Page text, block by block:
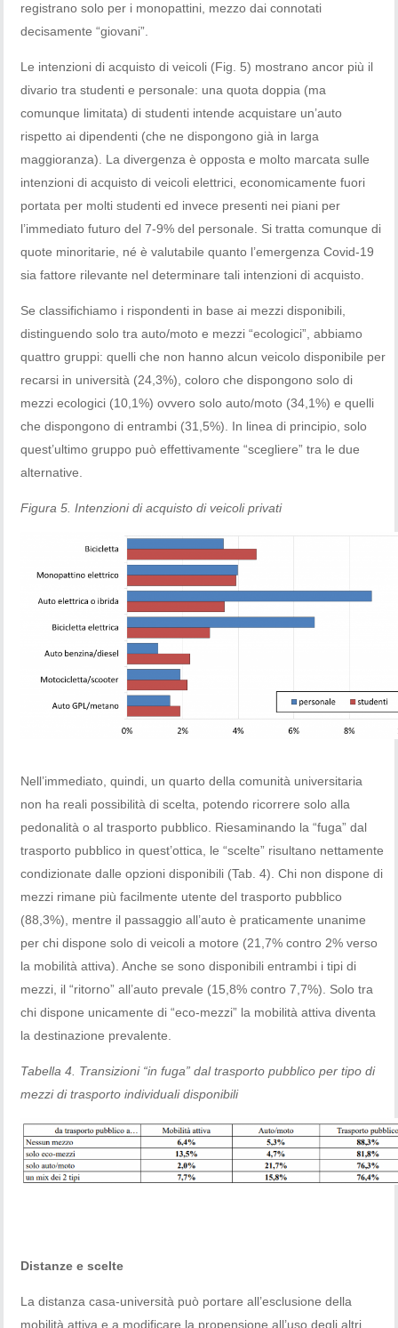
registrano solo per i monopattini, mezzo dai connotati
decisamente “giovani”.
Le intenzioni di acquisto di veicoli (Fig. 5) mostrano ancor più il
divario tra studenti e personale: una quota doppia (ma
comunque limitata) di studenti intende acquistare un’auto
rispetto ai dipendenti (che ne dispongono già in larga
maggioranza). La divergenza è opposta e molto marcata sulle
intenzioni di acquisto di veicoli elettrici, economicamente fuori
portata per molti studenti ed invece presenti nei piani per
l’immediato futuro del 7-9% del personale. Si tratta comunque di
quote minoritarie, né è valutabile quanto l’emergenza Covid-19
sia fattore rilevante nel determinare tali intenzioni di acquisto.
Se classifichiamo i rispondenti in base ai mezzi disponibili,
distinguendo solo tra auto/moto e mezzi “ecologici”, abbiamo
quattro gruppi: quelli che non hanno alcun veicolo disponibile per
recarsi in università (24,3%), coloro che dispongono solo di
mezzi ecologici (10,1%) ovvero solo auto/moto (34,1%) e quelli
che dispongono di entrambi (31,5%). In linea di principio, solo
quest’ultimo gruppo può effettivamente “scegliere” tra le due
alternative.
Figura 5. Intenzioni di acquisto di veicoli privati
Nell’immediato, quindi, un quarto della comunità universitaria
non ha reali possibilità di scelta, potendo ricorrere solo alla
pedonalità o al trasporto pubblico. Riesaminando la “fuga” dal
trasporto pubblico in quest’ottica, le “scelte” risultano nettamente
condizionate dalle opzioni disponibili (Tab. 4). Chi non dispone di
mezzi rimane più facilmente utente del trasporto pubblico
(88,3%), mentre il passaggio all’auto è praticamente unanime
per chi dispone solo di veicoli a motore (21,7% contro 2% verso
la mobilità attiva). Anche se sono disponibili entrambi i tipi di
mezzi, il “ritorno” all’auto prevale (15,8% contro 7,7%). Solo tra
chi dispone unicamente di “eco-mezzi” la mobilità attiva diventa
la destinazione prevalente.
Tabella 4. Transizioni “in fuga” dal trasporto pubblico per tipo di
mezzi di trasporto individuali disponibili
Distanze e scelte
La distanza casa-università può portare all’esclusione della
mobilità attiva e a modificare la propensione all’uso degli altri